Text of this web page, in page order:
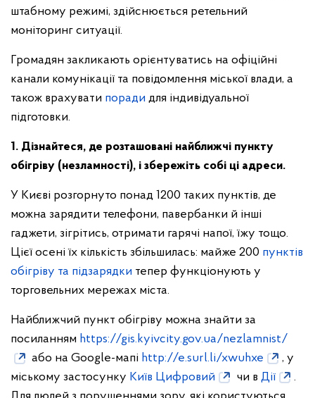
штабному режимі, здійснюється ретельний
моніторинг ситуації.
Громадян закликають орієнтуватись на офіційні
канали комунікації та повідомлення міської влади, а
також врахувати поради для індивідуальної
підготовки.
1. Дізнайтеся, де розташовані найближчі пункту
обігріву (незламності), і збережіть собі ці адреси.
У Києві розгорнуто понад 1200 таких пунктів, де
можна зарядити телефони, павербанки й інші
гаджети, зігрітись, отримати гарячі напої, їжу тощо.
Цієї осені їх кількість збільшилась: майже 200 пунктів
обігріву та підзарядки тепер функціонують у
торговельних мережах міста.
Найближчий пункт обігріву можна знайти за
посиланням https://gis.kyivcity.gov.ua/nezlamnist/
або на Google-мапі http://e.surl.li/xwuhxe
, у
міському застосунку Київ Цифровий чи в Дії
.